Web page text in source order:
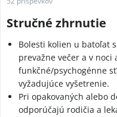
Stručné zhrnutie
Bolesti kolien u batoľat
prevažne večer a v noci
funkčné/psychogénne
vyžadujúce vyšetrenie.
Pri opakovaných alebo
odporúčajú rodičia a